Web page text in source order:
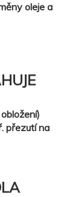
oleje a
přezutí na